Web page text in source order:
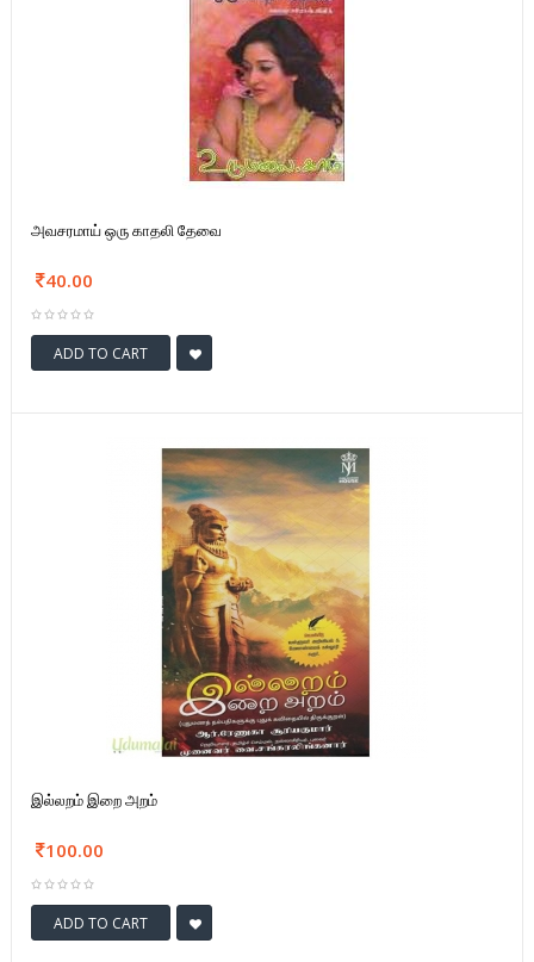
அவசரமாய் ஒரு காதலி தேவை
40.00
ADD TO CART
இல்லறம் இறை அறம்
100.00
ADD TO CART